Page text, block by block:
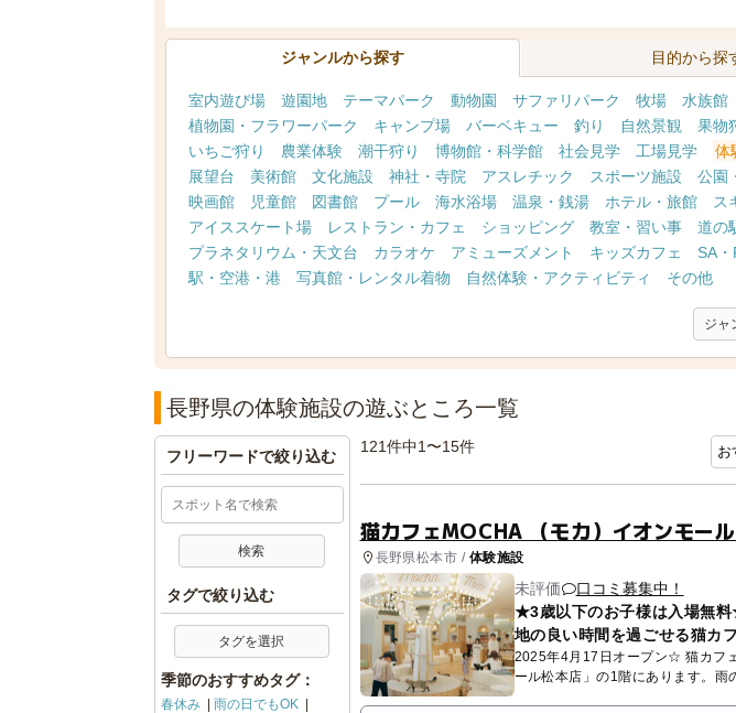
ジャンルから探す 目的から探
室内遊び場 遊園地 テーマパーク 動物園 サファリパーク 牧場
水族館
植物園・フラワーパーク
キャンプ場 バーベキュー 釣り 自然景観
果物
いちご狩り
農業体験 潮干狩り 博物館・科学館 社会見学 工場見学
体
展望台
美術館 文化施設 神社・寺院 アスレチック スポーツ施設
公園
映画館
児童館 図書館 プール 海水浴場 温泉・銭湯 ホテル・旅館
ス
アイススケート場
レストラン・カフェ ショッピング 教室・習い事 道の
プラネタリウム・天文台
カラオケ アミューズメント キッズカフェ
SA・
駅・空港・港
写真館・レンタル着物 自然体験・アクティビティ その他
ジャ
長野県の体験施設の遊ぶところ一覧
121件中1〜15件
猫カフェMOCHA （モカ）イオンモー
長野県松本市 / 体験施設
未評価
口コミ募集中！
★3歳以下のお子様は入場無
地の良い時間を過ごせる猫カ
2025年4月17日オープン☆ 猫カフ
ール松本店」の1階にあります。雨
型」屋内施設です。MOCHAが目指
フリーワードで絞り込む
タグで絞り込む
タグを選択
季節のおすすめタグ：
春休み
雨の日でもOK